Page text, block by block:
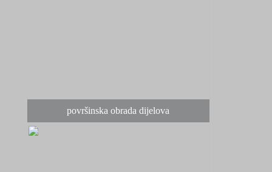
površinska obrada dijelova